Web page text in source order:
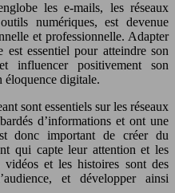
les e-mails, les réseaux
numériques, est devenue
et professionnelle. Adapter
est essentiel pour atteindre son
influencer positivement son
éloquence digitale.
sont essentiels sur les réseaux
d’informations et ont une
donc important de créer du
qui capte leur attention et les
et les histoires sont des
et développer ainsi